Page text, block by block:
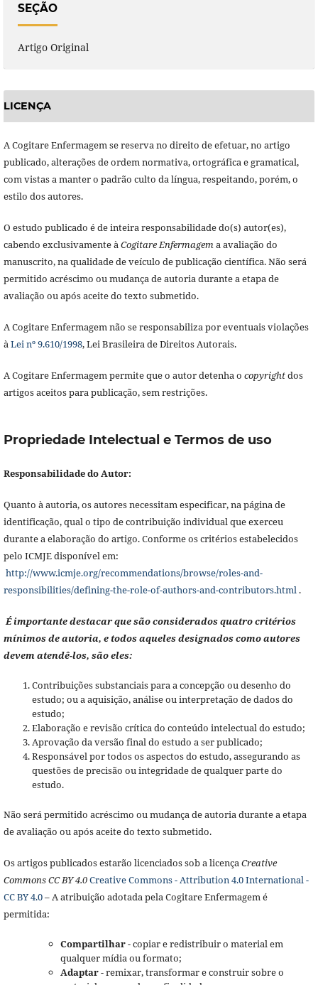
SEÇÃO
Artigo Original
LICENÇA
A Cogitare Enfermagem se reserva no direito de efetuar, no artigo
publicado, alterações de ordem normativa, ortográfica e gramatical,
com vistas a manter o padrão culto da língua, respeitando, porém, o
estilo dos autores.
O estudo publicado é de inteira responsabilidade do(s) autor(es),
cabendo exclusivamente àCogitare Enfermagema avaliação do
manuscrito, na qualidade de veículo de publicação científica. Não será
permitido acréscimo ou mudança de autoria durante a etapa de
avaliação ou após aceite do texto submetido.
A Cogitare Enfermagem não se responsabiliza por eventuais violações
àLei nº 9.610/1998, Lei Brasileira de Direitos Autorais.
A Cogitare Enfermagem permite que o autor detenha o copyrightdos
artigos aceitos para publicação, sem restrições.
Propriedade Intelectual e Termos de uso
Responsabilidade do Autor:
Quanto à autoria, os autores necessitam especificar, na página de
identificação, qual o tipo de contribuição individual que exerceu
durante a elaboração do artigo. Conforme os critérios estabelecidos
pelo ICMJE disponível em:
http://www.icmje.org/recommendations/browse/roles-and-
responsibilities/defining-the-role-of-authors-and-contributors.html.
É importante destacar que são considerados quatro critérios
mínimos de autoria, e todos aqueles designados como autores
devem atendê-los, são eles:
Contribuições substanciais para a concepção ou desenho do
estudo; ou a aquisição, análise ou interpretação de dados do
estudo;
Elaboração e revisão crítica do conteúdo intelectual do estudo;
Aprovação da versão final do estudo a ser publicado;
Responsável por todos os aspectos do estudo, assegurando as
questões de precisão ou integridade de qualquer parte do
estudo.
Não será permitido acréscimo ou mudança de autoria durante a etapa
de avaliação ou após aceite do texto submetido.
Os artigos publicados estarão licenciados sob a licençaCreative
Commons CC BY 4.0Creative Commons - Attribution 4.0 International -
CC BY 4.0– A atribuição adotada pela Cogitare Enfermagem é
permitida:
Compartilhar- copiar e redistribuir o material em
qualquer mídia ou formato;
Adaptar- remixar, transformar e construir sobre o